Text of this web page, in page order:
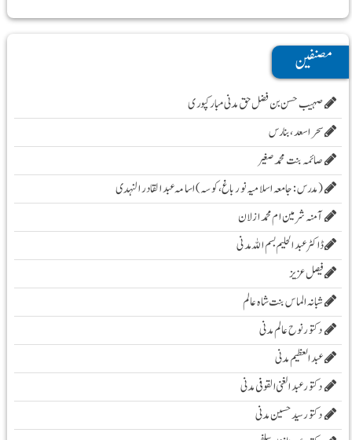
مصنفین
صہیب حسن بن فضل حق مدنی مبارکپوری
سحر اسعد ،بنارس
صائمہ بنت محمد صغیر
( مدرس :جامعہ اسلامیہ نور باغ، کوسہ )اسامہ عبد القادر النہدی
آمنہ شرمین ام محمد ازلان
ڈاکٹر عبد الحلیم بسم اللہ مدنی
فیصل عزیز
شبانہ الماس بنت شاہ عالم
دکتور نوح عالم مدنی
عبد العظیم مدنی
دکتور عبد الغنی القوفی مدنی
دکتور سید حسین مدنی